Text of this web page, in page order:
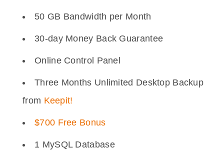
50 GB Bandwidth per Month
30-day Money Back Guarantee
Online Control Panel
Three Months Unlimited Desktop Backup
from Keepit!
$700 Free Bonus
1 MySQL Database